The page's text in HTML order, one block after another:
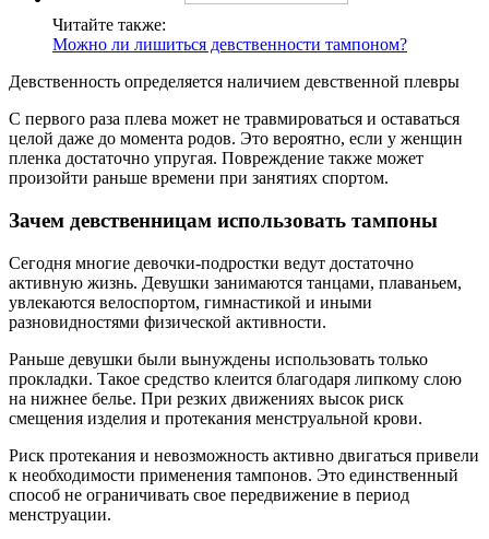
Читайте также:
Можно ли лишиться девственности тампоном?
Девственность определяется наличием девственной плевры
С первого раза плева может не травмироваться и оставаться
целой даже до момента родов. Это вероятно, если у женщин
пленка достаточно упругая. Повреждение также может
произойти раньше времени при занятиях спортом.
Зачем девственницам использовать тампоны
Сегодня многие девочки-подростки ведут достаточно
активную жизнь. Девушки занимаются танцами, плаваньем,
увлекаются велоспортом, гимнастикой и иными
разновидностями физической активности.
Раньше девушки были вынуждены использовать только
прокладки. Такое средство клеится благодаря липкому слою
на нижнее белье. При резких движениях высок риск
смещения изделия и протекания менструальной крови.
Риск протекания и невозможность активно двигаться привели
к необходимости применения тампонов. Это единственный
способ не ограничивать свое передвижение в период
менструации.